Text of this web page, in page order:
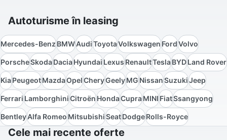
Autoturisme în leasing
Mercedes-BenzBMWAudiToyotaVolkswagenFordVolvo
PorscheSkodaDaciaHyundaiLexusRenaultTeslaBYDLand Rover
KiaPeugeotMazdaOpelCheryGeelyMGNissanSuzukiJeep
FerrariLamborghiniCitroënHondaCupraMINIFiatSsangyong
BentleyAlfa RomeoMitsubishiSeatDodgeRolls-Royce
Cele mai recente oferte